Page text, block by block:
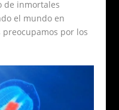
de inmortales
el mundo en
por los